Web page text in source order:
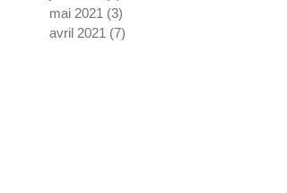
mai 2021 (3)
avril 2021 (7)